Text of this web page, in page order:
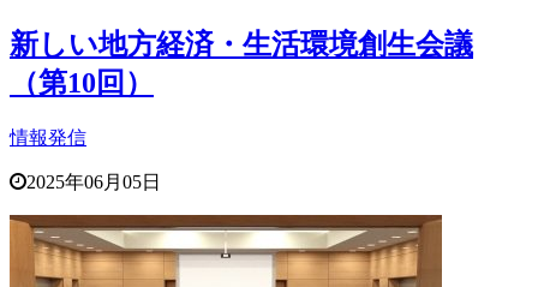
新しい地方経済・生活環境創生会議
（第10回）
情報発信
2025年06月05日